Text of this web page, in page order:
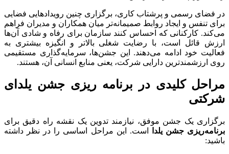
در فضای رسمی و پرشتاب کاری، برگزاری چنین رویدادهایی فضایی
برای تنفس و ایجاد روابط صمیمانه‌تر میان همکاران و مدیران فراهم
می‌کند. کارکنانی که احساس کنند سازمان برای رفاه و شادی آن‌ها
ارزش قائل است، با رضایت شغلی بالاتر و انگیزه بیشتری به
فعالیت خود ادامه می‌دهند. این جشن‌ها، سرمایه‌گذاری مستقیمی
روی ارزشمندترین دارایی شرکت، یعنی منابع انسانی آن، هستند.
مراحل کلیدی در برنامه ریزی جشن یلدای
شرکتی
برگزاری یک جشن موفق، نیازمند تدوین یک نقشه راه دقیق برای
برنامه‌ریزی جشن یلدا
است. این مراحل اساسی را در نظر داشته
باشید: